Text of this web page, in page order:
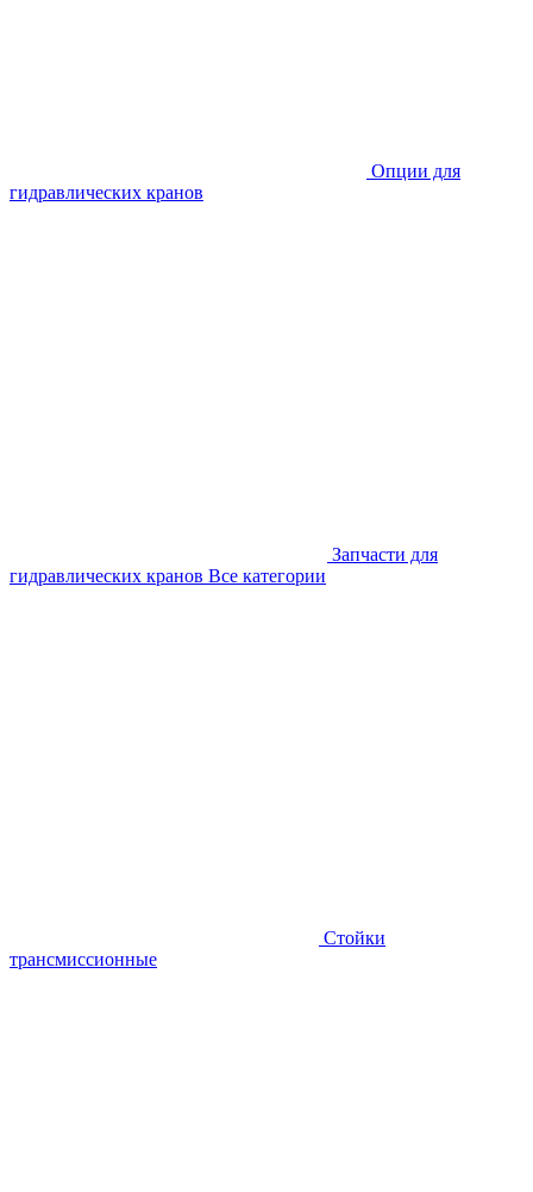
Опции для
гидравлических кранов
Запчасти для
гидравлических кранов Все категории
Стойки
трансмиссионные